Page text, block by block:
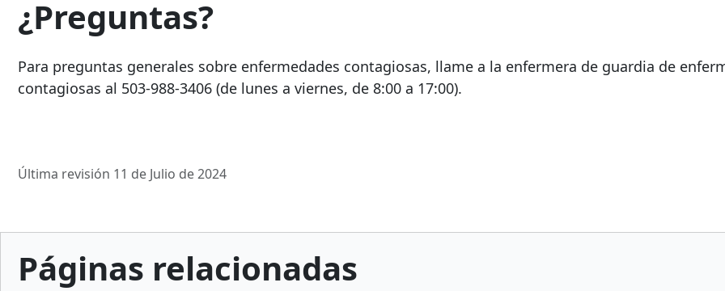
¿Preguntas?
Para preguntas generales sobre enfermedades contagiosas, llame a la enfermera de guardia de
contagiosas al 503-988-3406 (de lunes a viernes, de 8:00 a 17:00).
Última revisión 11 de Julio de 2024
Páginas relacionadas